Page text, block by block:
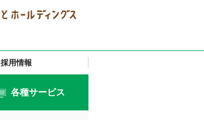
各種サービス
採用情報